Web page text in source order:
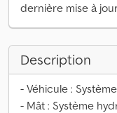
dernière mise à
Description
- Véhicule :
- Mât : Système